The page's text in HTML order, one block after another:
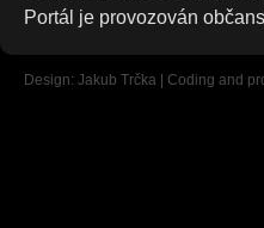
Portál je provozován
Design: Jakub Trčka | Coding and